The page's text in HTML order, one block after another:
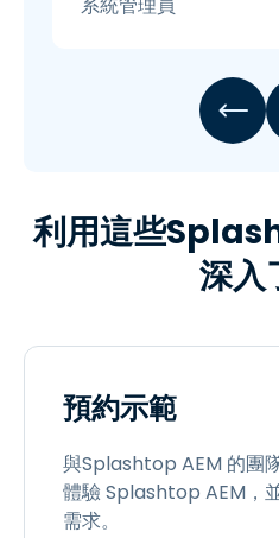
系統管理員
利用這些
深入
預約示範
與Splashtop AEM 的團
體驗 Splashtop AEM，
需求。